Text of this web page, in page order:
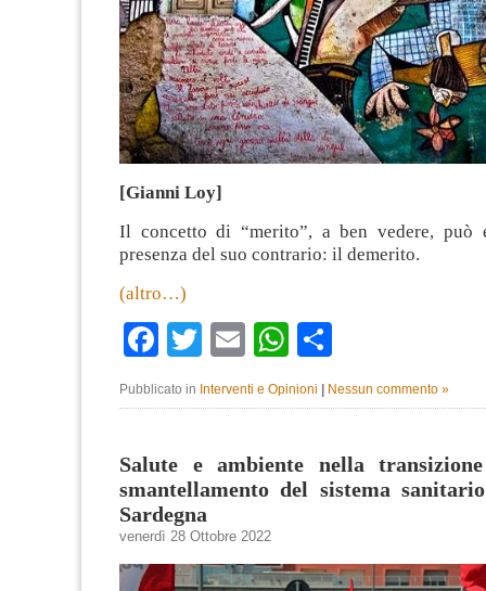
[Gianni Loy]
Il concetto di “merito”, a ben vedere, può
presenza del suo contrario: il demerito.
(altro…)
Facebook
TwitterEmailWhatsApp
Pubblicato in Interventi e Opinioni Nessun commento »
Salute e ambiente nella
smantellamento del sistema
Sardegna
venerdì 28 Ottobre 2022